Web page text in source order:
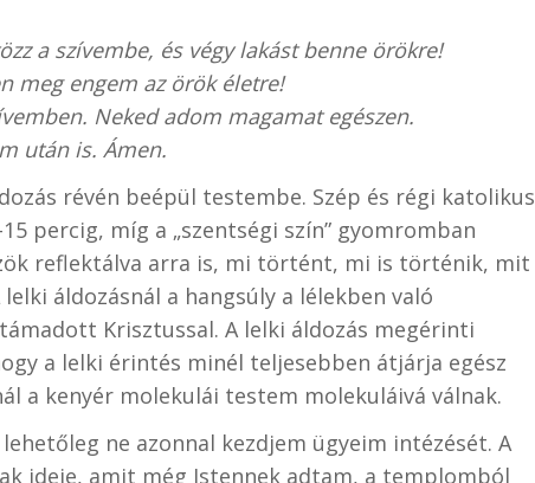
a szívembe, és végy lakást benne örökre!
meg engem az örök életre!
Neked adom magamat egészen.
után is. Ámen.
révén beépül testembe. Szép és régi katolikus
percig, míg a „szentségi szín” gyomromban
reflektálva arra is, mi történt, mi is történik, mit
áldozásnál a hangsúly a lélekben való
Krisztussal. A lelki áldozás megérinti
a lelki érintés minél teljesebben átjárja egész
a kenyér molekulái testem molekuláivá válnak.
ne azonnal kezdjem ügyeim intézését. A
ideje, amit még Istennek adtam, a templomból